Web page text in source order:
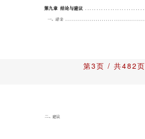
第3页 / 共482页